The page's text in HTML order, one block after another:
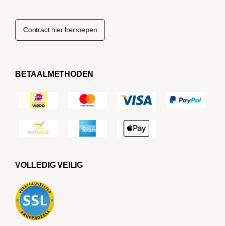
Contract hier herroepen
BETAALMETHODEN
VOLLEDIG VEILIG